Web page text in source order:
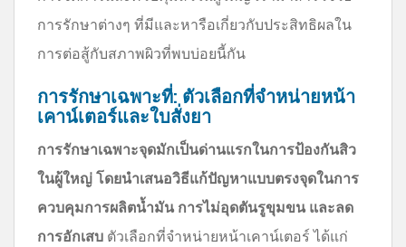
การรักษาต่างๆ ที่มีและหารือเกี่ยวกับประสิทธิผลใน
การต่อสู้กับสภาพผิวที่พบบ่อยนี้กัน
การรักษาเฉพาะที่: ตัวเลือกที่จำหน่ายหน้า
เคาน์เตอร์และใบสั่งยา
การรักษาเฉพาะจุดมักเป็นด่านแรกในการป้องกันสิว
ในผู้ใหญ่ โดยนำเสนอวิธีแก้ปัญหาแบบตรงจุดในการ
ควบคุมการผลิตน้ำมัน การไม่อุดตันรูขุมขน และลด
การอักเสบ ตัวเลือกที่จำหน่ายหน้าเคาน์เตอร์ ได้แก่